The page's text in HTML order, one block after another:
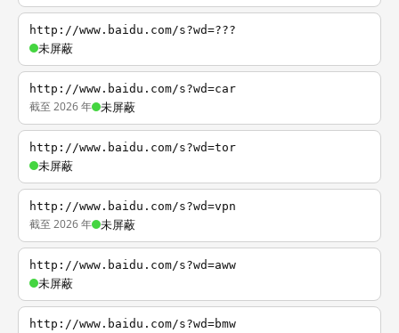
http://www.baidu.com/s?wd=???
未屏蔽
http://www.baidu.com/s?wd=car
截至 2026 年 未屏蔽
http://www.baidu.com/s?wd=tor
未屏蔽
http://www.baidu.com/s?wd=vpn
截至 2026 年 未屏蔽
http://www.baidu.com/s?wd=aww
未屏蔽
http://www.baidu.com/s?wd=bmw